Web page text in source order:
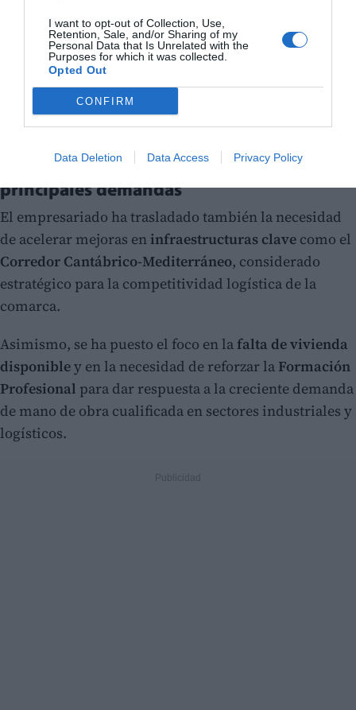
I want to opt-out of Collection, Use,
Retention, Sale, and/or Sharing of my
Personal Data that Is Unrelated with the
Purposes for which it was collected.
Opted Out
CONFIRM
Data Deletion Data Access Privacy Policy
La presidenta de Asecam y miembros de la patronal, en el encuentro de esta
semana. /
Infraestructuras, vivienda y FP, entre las
principales demandas
El empresariado ha trasladado también la necesidad
de acelerar mejoras eninfraestructuras clave como el
Corredor Cantábrico-Mediterráneo, considerado
estratégico para la competitividad logística de la
comarca.
Asimismo, se ha puesto el foco en la falta de vivienda
disponibley en la necesidad de reforzar la Formación
Profesional para dar respuesta a la creciente demanda
de mano de obra cualificada en sectores industriales y
logísticos.